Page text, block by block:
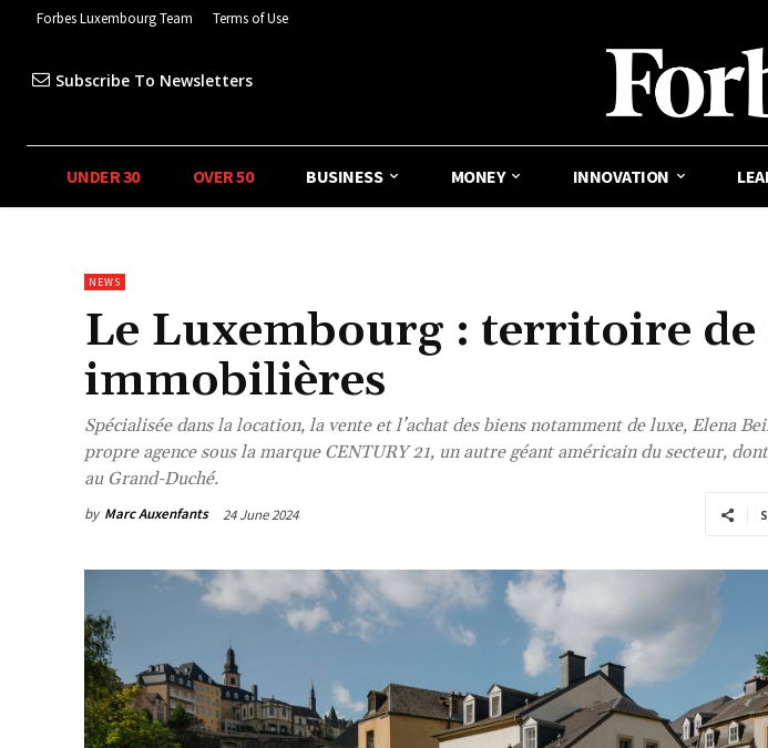
Forbes Luxembourg Team Terms of Use
Subscribe To Newsletters
UNDER 30 OVER 50 BUSINESS MONEY INNOVATION
NEWS
Le Luxembourg : territoire de
immobilières
Spécialisée dans la location, la vente et l’achat des biens notamment de luxe, Elena
propre agence sous la marque CENTURY 21, un autre géant américain du secteur,
au Grand-Duché.
by Marc Auxenfants 24 June 2024